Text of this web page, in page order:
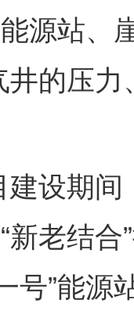
能源站
的压
期间
新老结
号”能